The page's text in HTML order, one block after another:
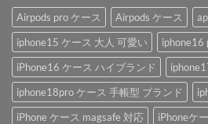
Airpods pro ケース Airpods ケース
iphone15 ケース 大人 可愛い
iphone16
iPhone16 ケース ハイブランド
iphone18pro ケース 手帳型 ブランド
iPhone ケース magsafe 対応
iPhoneケ